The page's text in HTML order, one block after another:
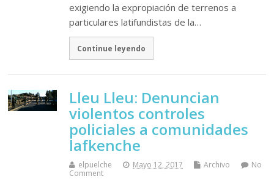
exigiendo la expropiación de terrenos a
particulares latifundistas de la…
Continue leyendo
Lleu Lleu: Denuncian
violentos controles
policiales a comunidades
lafkenche
elpuelche Mayo 12, 2017 Archivo
No
Comment